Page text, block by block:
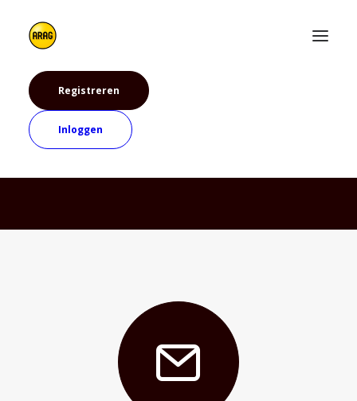
Registreren
Inloggen
Registreren gelukt